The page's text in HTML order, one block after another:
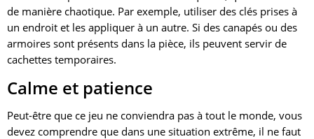
de manière chaotique. Par exemple, utiliser des clés prises à
un endroit et les appliquer à un autre. Si des canapés ou des
armoires sont présents dans la pièce, ils peuvent servir de
cachettes temporaires.
Calme et patience
Peut-être que ce jeu ne conviendra pas à tout le monde, vous
devez comprendre que dans une situation extrême, il ne faut